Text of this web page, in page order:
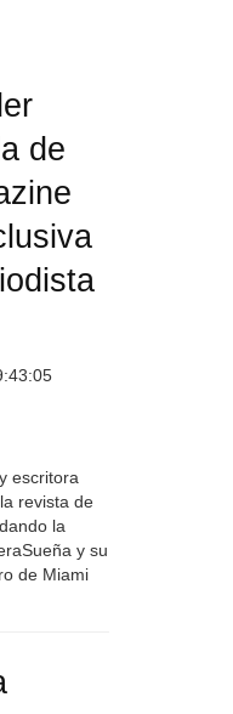
de
escritora
revista de
la
y su
de Miami